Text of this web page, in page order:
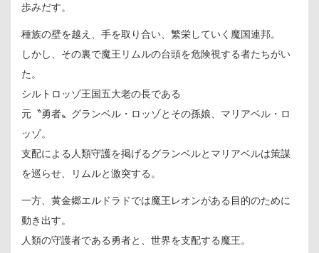
歩みだす。
種族の壁を越え、手を取り合い、繁栄していく魔国連邦。
しかし、その裏で魔王リムルの台頭を危険視する者たちがい
た。
シルトロッゾ王国五大老の長である
元〝勇者〟グランベル・ロッゾとその孫娘、マリアベル・ロ
ッゾ。
支配による人類守護を掲げるグランベルとマリアベルは策謀
を巡らせ、リムルと激突する。
一方、黄金郷エルドラドでは魔王レオンがある目的のために
動き出す。
人類の守護者である勇者と、世界を支配する魔王。